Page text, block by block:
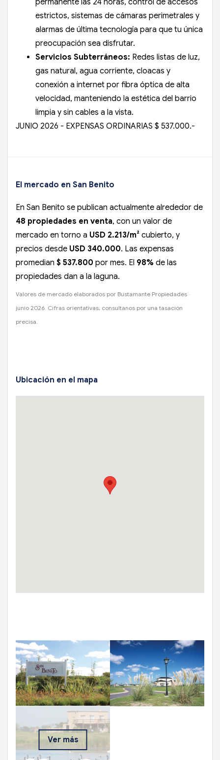
permanente las 24 horas, control de accesos
estrictos, sistemas de cámaras perimetrales y
alarmas de última tecnología para que tu única
preocupación sea disfrutar.
Servicios Subterráneos: Redes listas de luz,
gas natural, agua corriente, cloacas y
conexión a internet por fibra óptica de alta
velocidad, manteniendo la estética del barrio
limpia y sin cables a la vista.
JUNIO 2026 - EXPENSAS ORDINARIAS $ 537.000.-
El mercado en San Benito
En San Benito se publican actualmente alrededor de
48 propiedades en venta, con un valor de
mercado en torno a USD 2.213/m² cubierto, y
precios desde USD 340.000. Las expensas
promedian $ 537.800 por mes. El 98% de las
propiedades dan a la laguna.
Valores de mercado elaborados por Bustamante Propiedades ·
junio 2026. Cifras orientativas; consultanos por una tasación
precisa.
Ubicación en el mapa
Ver más